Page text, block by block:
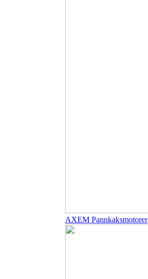
AXEM Pannkaksmotorer